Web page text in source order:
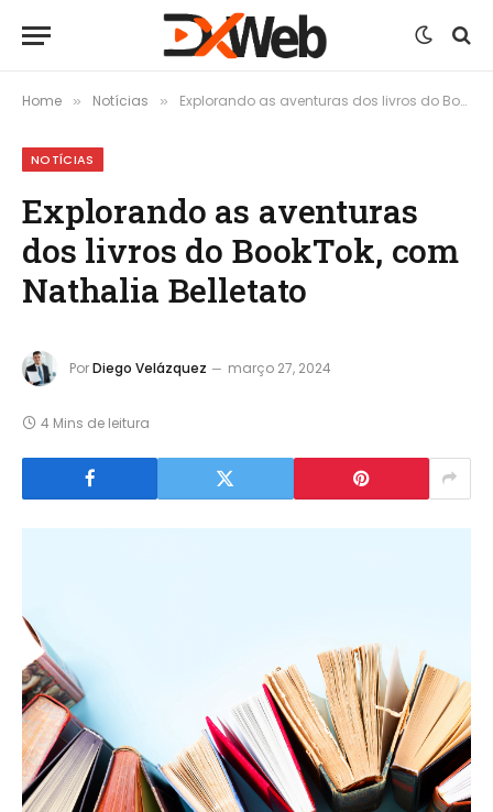
Home » Notícias » Explorando as aventuras dos livros do BookTok, com Nathalia Belletato
NOTÍCIAS
Explorando as aventuras
dos livros do BookTok, com
Nathalia Belletato
PorDiego Velázquez março 27, 2024
4 Mins de leitura